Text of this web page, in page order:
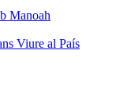
Manoah
Viure al País